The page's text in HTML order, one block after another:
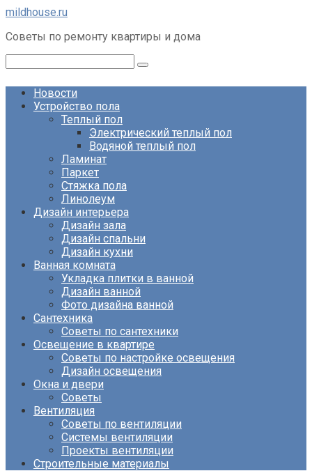
Перейти
контенту
mildhouse.ru
Советы по ремонту квартиры и дома
Новости
Устройство пола
Теплый пол
Электрический теплый пол
Водяной теплый пол
Ламинат
Паркет
Стяжка пола
Линолеум
Дизайн интерьера
Дизайн зала
Дизайн спальни
Дизайн кухни
Ванная комната
Укладка плитки в ванной
Дизайн ванной
Фото дизайна ванной
Сантехника
Советы по сантехники
Освещение в квартире
Советы по настройке освещения
Дизайн освещения
Окна и двери
Советы
Вентиляция
Советы по вентиляции
Системы вентиляции
Проекты вентиляции
Строительные материалы